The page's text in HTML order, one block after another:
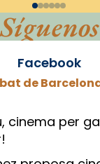
Síguenos
Facebook
de
cinema per